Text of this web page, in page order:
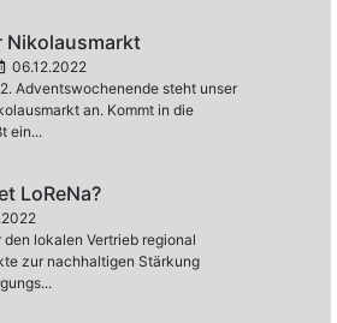
Nikolausmarkt
06.12.2022
Adventswochenende steht unser
an. Kommt in die
ein...
LoReNa?
den lokalen Vertrieb regional
zur nachhaltigen Stärkung